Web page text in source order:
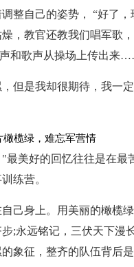
整自己的姿势， “好了
，教官还教我们唱军歌
和歌声从操场上传出来
但是我却很期待，我一
榄绿，难忘军营情
最美好的回忆往往是在
练营。
己身上。用美丽的橄榄
;永远铭记，三伏天下漫
象征，整齐的队伍背后是